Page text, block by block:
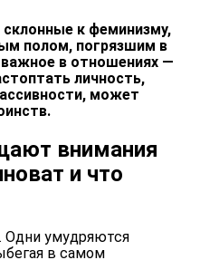
к феминизму,
полом, погрязшим в
в отношениях —
личность,
может
внимания
и что
умудряются
в самом